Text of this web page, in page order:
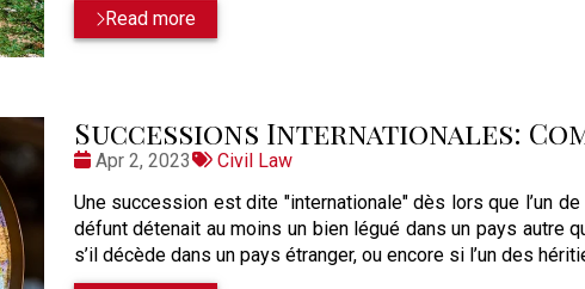
Read more
Successions Internationales:
Date
Apr 2, 2023 Tags:
Civil Law
Une succession est dite "internationale" dès lors que l’un
défunt détenait au moins un bien légué dans un pays autre
s’il décède dans un pays étranger, ou encore si l’un des